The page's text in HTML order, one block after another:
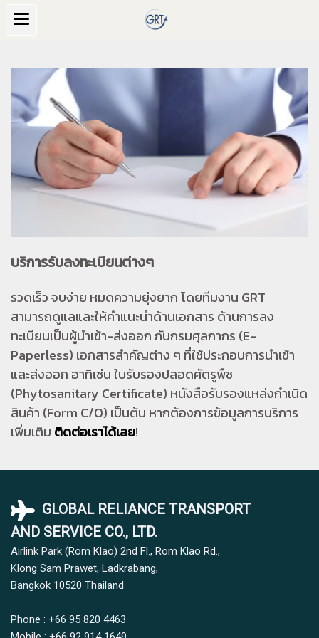
บริการรับลงทะเบียนต่างๆ
รวดเร็ว จบง่าย หมดความยุ่งยาก โดยทีมงาน GRT
สามารถดูแลและให้คำแนะนำด้านเอกสาร ด้านการลง
ทะเบียนเป็นผู้นำเข้า-ส่งออก กับกรมศุลกากร (E-
Paperless) เอกสารสำคัญต่าง ๆ ที่ใช้ประกอบการนำเข้า
และส่งออก อาทิเช่น ใบรับรองปลอดศัตรูพืช
(Phytosanitary Certificate) หนังสือรับรองแหล่งกำเนิด
สินค้า (Form C/O) เป็นต้น หากต้องการข้อมูลการบริการ
เพิ่มเติม ติดต่อเราได้เลย!
GLOBAL RELIANCE TRANSPORT
AND SERVICE CO., LTD.
Airlink Park (Rom Klao) 2nd Fl., Rom Klao Rd.,
Klong Sam Prawet, Ladkrabang,
Bangkok 10520 Thailand
Phone : +66 95 820 4463